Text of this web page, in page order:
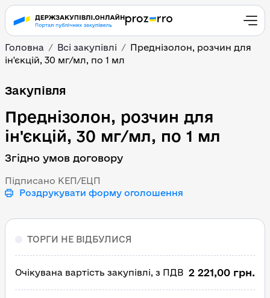
Головна Всі закупівлі
Преднізолон, розчин для
ін'єкцій, 30 мг/мл, по 1 мл
Преднізолон, розчин
Закупівля
Преднізолон, розчин для
ін'єкцій, 30 мг/мл, по 1 мл
Згідно умов договору
Підписано КЕП/ЕЦП
Роздрукувати форму оголошення
ТОРГИ НЕ ВІДБУЛИСЯ
Очікувана вартість закупівлі, з ПДВ 2 221,00 грн.